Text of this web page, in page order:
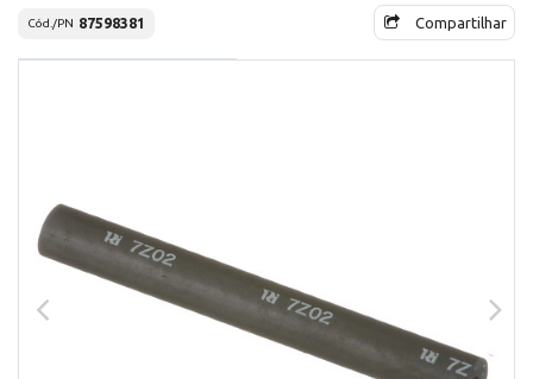
Cód./PN 87598381 Compartilhar